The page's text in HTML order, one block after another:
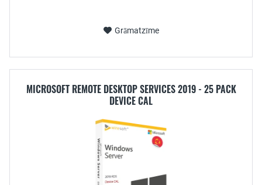
Grāmatzīme
MICROSOFT REMOTE DESKTOP SERVICES 2019 - 25 PACK
DEVICE CAL